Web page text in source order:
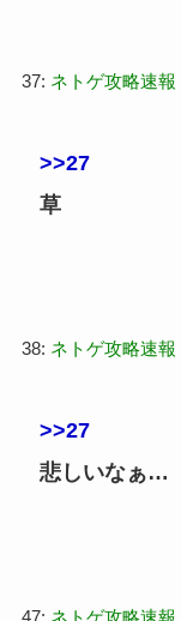
37: ネトゲ攻略速報
>>27
草
38: ネトゲ攻略速報
>>27
悲しいなぁ…
47: ネトゲ攻略速報